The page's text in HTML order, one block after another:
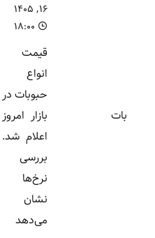
حبوبات در
بازار امروز
اعلام شد.
می‌دهد